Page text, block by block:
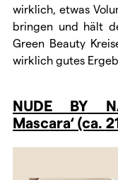
wirklich, etwas
bringen und hält
Green Beauty
wirklich gutes
NUDE BY
Mascara‘ (ca.